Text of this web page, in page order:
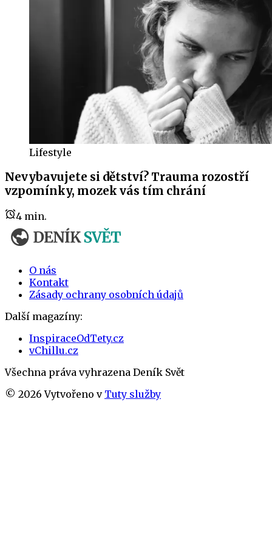
Lifestyle
Nevybavujete si dětství? Trauma rozostří
vzpomínky, mozek vás tím chrání
4 min.
O nás
Kontakt
Zásady ochrany osobních údajů
Další magazíny:
InspiraceOdTety.cz
vChillu.cz
Všechna práva vyhrazena Deník Svět
© 2026 Vytvořeno v Tuty služby